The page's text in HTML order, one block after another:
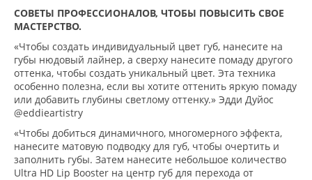
СОВЕТЫ ПРОФЕССИОНАЛОВ, ЧТОБЫ ПОВЫСИТЬ СВОЕ
МАСТЕРСТВО.
«Чтобы создать индивидуальный цвет губ, нанесите на
губы нюдовый лайнер, а сверху нанесите помаду другого
оттенка, чтобы создать уникальный цвет. Эта техника
особенно полезна, если вы хотите оттенить яркую помаду
или добавить глубины светлому оттенку.» Эдди Дуйос
@eddieartistry
«Чтобы добиться динамичного, многомерного эффекта,
нанесите матовую подводку для губ, чтобы очертить и
заполнить губы. Затем нанесите небольшое количество
Ultra HD Lip Booster на центр губ для перехода от